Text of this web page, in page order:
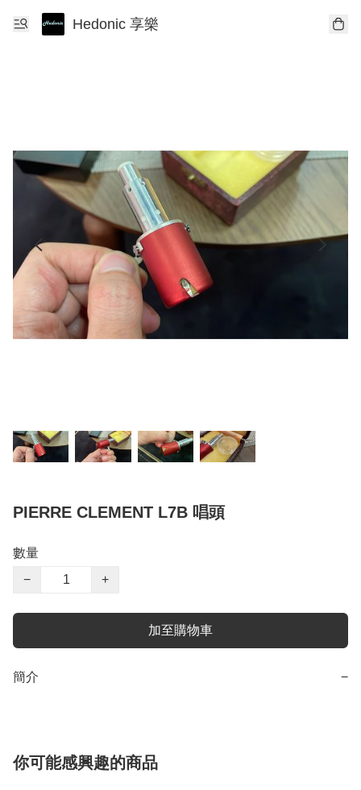
Hedonic 享樂
PIERRE CLEMENT L7B 唱頭
數量
−
+
加至購物車
簡介 −
你可能感興趣的商品